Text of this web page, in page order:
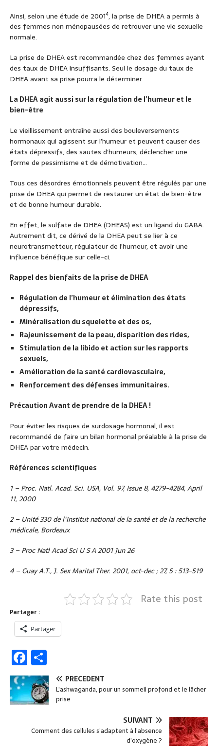
Ainsi, selon une étude de 20014, la prise de DHEA a permis à
des femmes non ménopausées de retrouver une vie sexuelle
normale.
La prise de DHEA est recommandée chez des femmes ayant
des taux de DHEA insuffisants. Seul le dosage du taux de
DHEA avant sa prise pourra le déterminer
La DHEA agit aussi sur la régulation de l’humeur et le
bien-être
Le vieillissement entraîne aussi des bouleversements
hormonaux qui agissent sur l’humeur et peuvent causer des
états dépressifs, des sautes d’humeurs, déclencher une
forme de pessimisme et de démotivation…
Tous ces désordres émotionnels peuvent être régulés par une
prise de DHEA qui permet de restaurer un état de bien-être
et de bonne humeur durable.
En effet, le sulfate de DHEA (DHEAS) est un ligand du GABA.
Autrement dit, ce dérivé de la DHEA peut se lier à ce
neurotransmetteur, régulateur de l’humeur, et avoir une
influence bénéfique sur celle-ci.
Rappel des bienfaits de la prise de DHEA
Régulation de l’humeur et élimination des états
dépressifs,
Minéralisation du squelette et des os,
Rajeunissement de la peau, disparition des rides,
Stimulation de la libido et action sur les rapports
sexuels,
Amélioration de la santé cardiovasculaire,
Renforcement des défenses immunitaires.
Précaution Avant de prendre de la DHEA !
Pour éviter les risques de surdosage hormonal, il est
recommandé de faire un bilan hormonal préalable à la prise de
DHEA par votre médecin.
Références scientifiques
1 – Proc. Natl. Acad. Sci. USA, Vol. 97, Issue 8, 4279-4284, April
11, 2000
2 – Unité 330 de l‘Institut national de la santé et de la recherche
médicale, Bordeaux
3 – Proc Natl Acad Sci U S A 2001 Jun 26
4 – Guay A.T., J. Sex Marital Ther. 2001, oct-dec ; 27, 5 : 513-519
Rate this post
Partager :
Partager
F
a
c
e
o
ar
ta
g
PRÉCÉDENT
L’ashwaganda, pour un sommeil profond et le lâcher
prise
SUIVANT
Comment des cellules s’adaptent à l’absence
d’oxygène ?